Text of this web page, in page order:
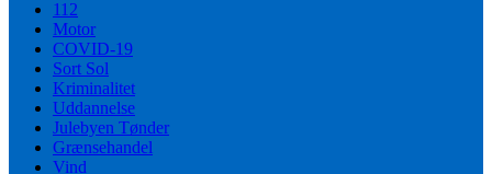
112
Motor
COVID-19
Sort Sol
Kriminalitet
Uddannelse
Julebyen Tønder
Grænsehandel
Vind